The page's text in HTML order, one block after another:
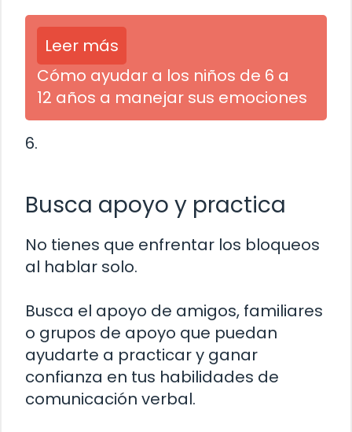
Leer más
Cómo ayudar a los niños de 6 a
12 años a manejar sus emociones
6.
Busca apoyo y practica
No tienes que enfrentar los bloqueos
al hablar solo.
Busca el apoyo de amigos, familiares
o grupos de apoyo que puedan
ayudarte a practicar y ganar
confianza en tus habilidades de
comunicación verbal.